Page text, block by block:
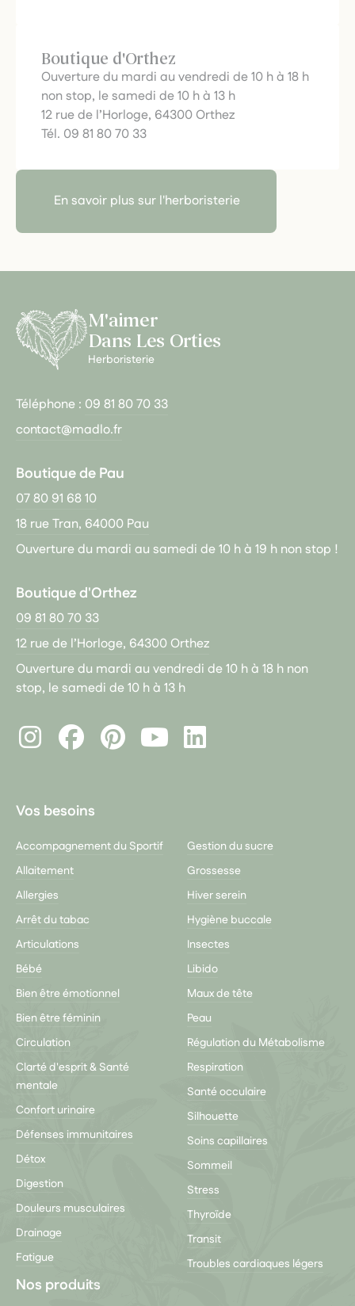
Boutique d'Orthez
Ouverture du mardi au vendredi de 10 h à 18 h
non stop, le samedi de 10 h à 13 h
12 rue de l’Horloge, 64300 Orthez
Tél. 09 81 80 70 33
En savoir plus sur l'herboristerie
M'aimer
Dans Les Orties
Herboristerie
Téléphone : 09 81 80 70 33
contact@madlo.fr
Boutique de Pau
07 80 91 68 10
18 rue Tran, 64000 Pau
Ouverture du mardi au samedi de 10 h à 19 h non stop !
Boutique d'Orthez
09 81 80 70 33
12 rue de l’Horloge, 64300 Orthez
Ouverture du mardi au vendredi de 10 h à 18 h non
stop, le samedi de 10 h à 13 h
InstagramFacebookPinterest
LinkedIn
Vos besoins
Accompagnement du Sportif
Allaitement
Allergies
Arrêt du tabac
Articulations
Bébé
Bien être émotionnel
Bien être féminin
Circulation
Clarté d'esprit & Santé
mentale
Confort urinaire
Défenses immunitaires
Détox
Digestion
Douleurs musculaires
Drainage
Fatigue
Gestion du sucre
Grossesse
Hiver serein
Hygiène buccale
Insectes
Libido
Maux de tête
Peau
Régulation du Métabolisme
Respiration
Santé occulaire
Silhouette
Soins capillaires
Sommeil
Stress
Thyroïde
Transit
Troubles cardiaques légers
Nos produits